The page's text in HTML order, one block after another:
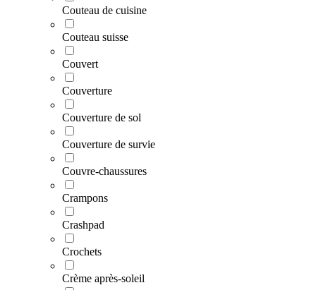
Couteau de cuisine
Couteau suisse
Couvert
Couverture
Couverture de sol
Couverture de survie
Couvre-chaussures
Crampons
Crashpad
Crochets
Crème après-soleil